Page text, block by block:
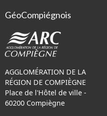
GéoCompiégnois
AGGLOMÉRATION DE LA
RÉGION DE COMPIÈGNE
Place de l'Hôtel de ville -
60200 Compiègne